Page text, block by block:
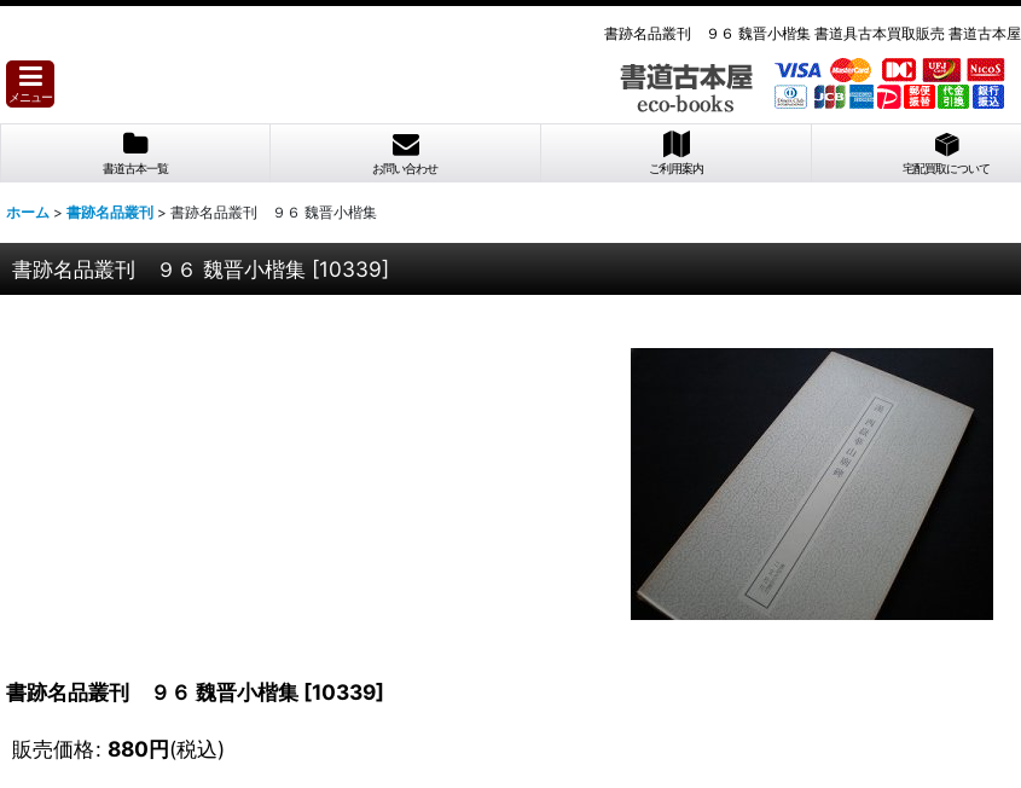
書跡名品叢刊 ９６ 魏晋小楷集 書道具古本買取販売 書道古本屋
メニュー
書道古本一覧 お問い合わせ ご利用案内 宅配買取について
ホーム > 書跡名品叢刊 > 書跡名品叢刊 ９６ 魏晋小楷集
書跡名品叢刊 ９６ 魏晋小楷集 [10339]
書跡名品叢刊 ９６ 魏晋小楷集 [10339]
販売価格: 880円(税込)